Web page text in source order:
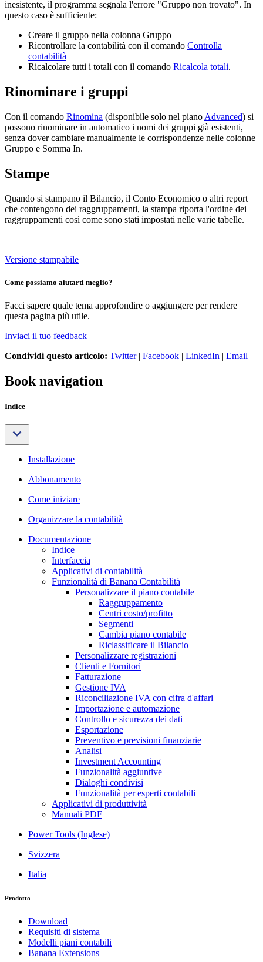
inesistente, il programma segnala l'errore "Gruppo non trovato". In
questo caso è sufficiente:
Creare il gruppo nella colonna Gruppo
Ricontrollare la contabilità con il comando Controlla
contabilità
Ricalcolare tutti i totali con il comando Ricalcola totali.
Rinominare i gruppi
Con il comando Rinomina (disponibile solo nel piano Advanced) si
possono rinominare in automatico i nomi dei gruppi già esistenti,
senza dover cambiare manualmente le corrispondenze nelle colonne
Gruppo e Somma In.
Stampe
Quando si stampano il Bilancio, il Conto Economico o altri report
che contengono dei raggruppamenti, la stampa riporta l'ordine dei
raggruppamenti così come sono stati impostati nelle varie tabelle.
Versione stampabile
Come possiamo aiutarti meglio?
Facci sapere quale tema approfondire o aggiungere per rendere
questa pagina più utile.
Inviaci il tuo feedback
Condividi questo articolo: Twitter| Facebook | LinkedIn | Email
Book navigation
Indice
Installazione
Abbonamento
Come iniziare
Organizzare la contabilità
Documentazione
Indice
Interfaccia
Applicativi di contabilità
Funzionalità di Banana Contabilità
Personalizzare il piano contabile
Raggruppamento
Centri costo/profitto
Segmenti
Cambia piano contabile
Riclassificare il Bilancio
Personalizzare registrazioni
Clienti e Fornitori
Fatturazione
Gestione IVA
Riconciliazione IVA con cifra d'affari
Importazione e automazione
Controllo e sicurezza dei dati
Esportazione
Preventivo e previsioni finanziarie
Analisi
Investment Accounting
Funzionalità aggiuntive
Dialoghi condivisi
Funzionalità per esperti contabili
Applicativi di produttività
Manuali PDF
Power Tools (Inglese)
Svizzera
Italia
Prodotto
Download
Requisiti di sistema
Modelli piani contabili
Banana Extensions